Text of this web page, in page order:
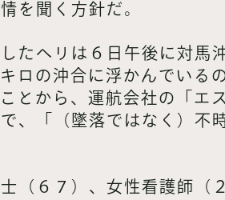
を聞く方針だ。
たヘリは６日午後に対馬
ロの沖合に浮かんでいる
とから、運航会社の「エ
、「（墜落ではなく）不
（６７）、女性看護師（